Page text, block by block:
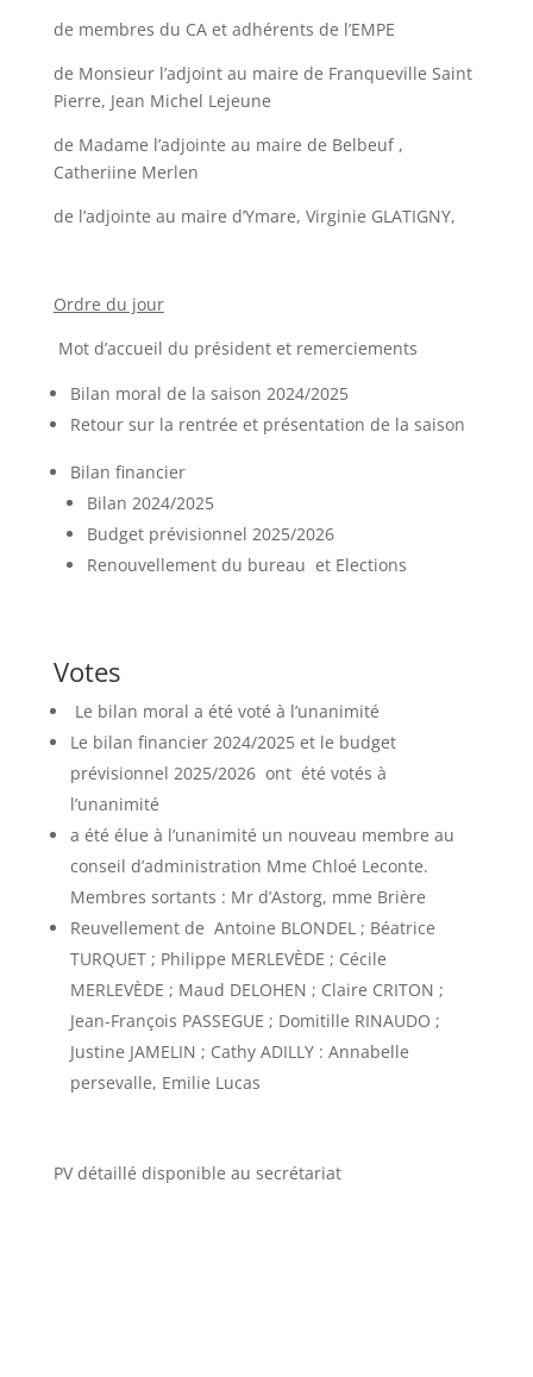
de membres du CA et adhérents de l’EMPE
de Monsieur l’adjoint au maire de Franqueville Saint
Pierre, Jean Michel Lejeune
de Madame l’adjointe au maire de Belbeuf ,
Catheriine Merlen
de l’adjointe au maire d’Ymare, Virginie GLATIGNY,
Ordre du jour
Mot d’accueil du président et remerciements
Bilan moral de la saison 2024/2025
Retour sur la rentrée et présentation de la saison
Bilan financier
Bilan 2024/2025
Budget prévisionnel 2025/2026
Renouvellement du bureau et Elections
Votes
Le bilan moral a été voté à l’unanimité
Le bilan financier 2024/2025 et le budget
prévisionnel 2025/2026 ont été votés à
l’unanimité
a été élue à l’unanimité un nouveau membre au
conseil d’administration Mme Chloé Leconte.
Membres sortants : Mr d’Astorg, mme Brière
Reuvellement de Antoine BLONDEL ; Béatrice
TURQUET ; Philippe MERLEVÈDE ; Cécile
MERLEVÈDE ; Maud DELOHEN ; Claire CRITON ;
Jean-François PASSEGUE ; Domitille RINAUDO ;
Justine JAMELIN ; Cathy ADILLY : Annabelle
persevalle, Emilie Lucas
PV détaillé disponible au secrétariat